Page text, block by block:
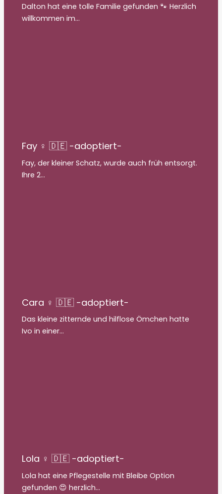
Dalton hat eine tolle Familie gefunden 🐾 Herzlich
willkommen im…
Fay ♀ 🇩🇪 -adoptiert-
Fay, der kleiner Schatz, wurde auch früh entsorgt.
Ihre 2…
Cara ♀ 🇩🇪 -adoptiert-
Das kleine zitternde und hilflose Ömchen hatte
Ivo in einer…
Lola ♀ 🇩🇪 -adoptiert-
Lola hat eine Pflegestelle mit Bleibe Option
gefunden 😍 herzlich…